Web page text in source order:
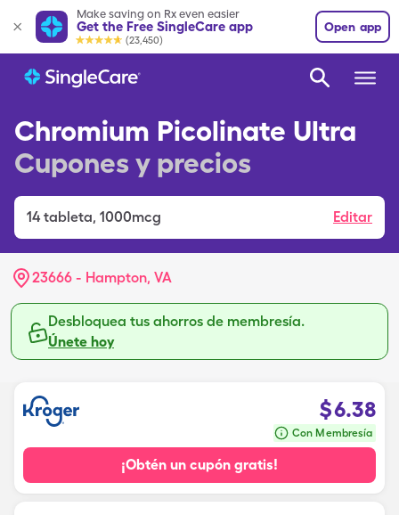
Make saving on Rx even easier
Get the Free SingleCare app
(23,450)
Open app
Chromium Picolinate Ultra
Cupones y precios
14 tableta, 1000mcg Editar
23666 - Hampton, VA
Desbloquea tus ahorros de membresía.
Únete hoy
$6.38
Con Membresía
¡Obtén un cupón gratis!